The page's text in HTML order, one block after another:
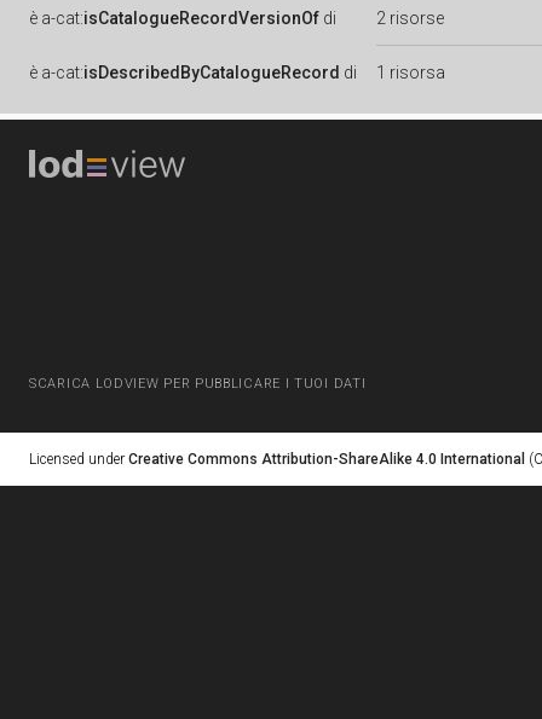
è a-cat:isCatalogueRecordVersionOf di 2 risorse
è a-cat:isDescribedByCatalogueRecord di 1 risorsa
SCARICA LODVIEW PER PUBBLICARE I TUOI DATI
Licensed under Creative Commons Attribution-ShareAlike 4.0 International